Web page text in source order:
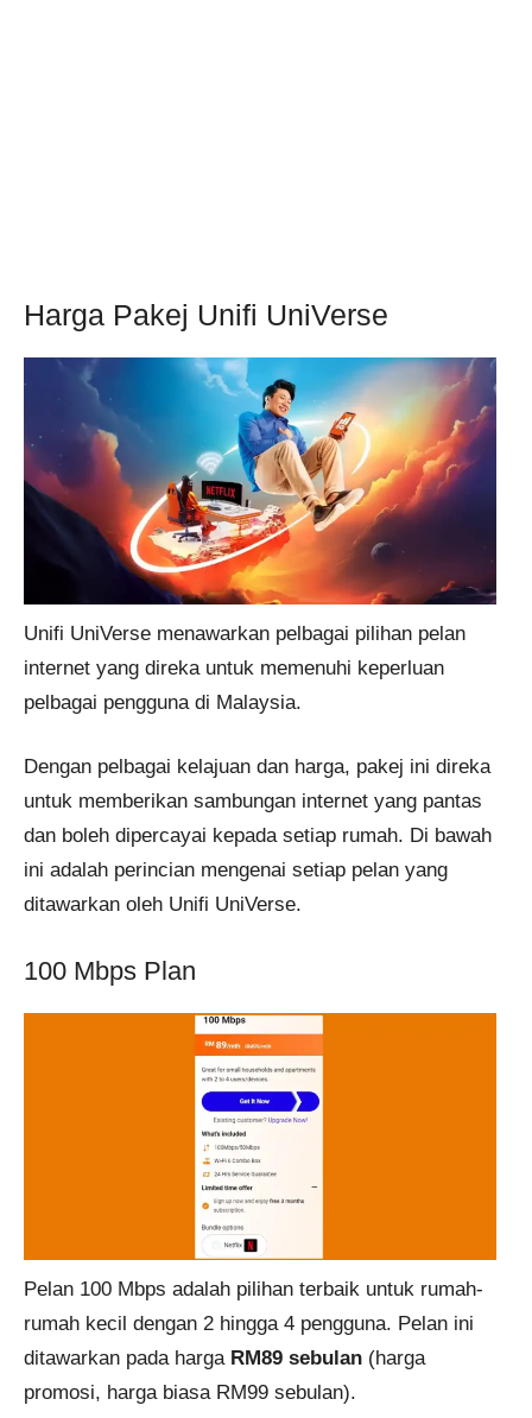
Harga Pakej Unifi UniVerse
Unifi UniVerse menawarkan pelbagai pilihan pelan
internet yang direka untuk memenuhi keperluan
pelbagai pengguna di Malaysia.
Dengan pelbagai kelajuan dan harga, pakej ini direka
untuk memberikan sambungan internet yang pantas
dan boleh dipercayai kepada setiap rumah. Di bawah
ini adalah perincian mengenai setiap pelan yang
ditawarkan oleh Unifi UniVerse.
100 Mbps Plan
Pelan 100 Mbps adalah pilihan terbaik untuk rumah-
rumah kecil dengan 2 hingga 4 pengguna. Pelan ini
ditawarkan pada harga RM89 sebulan (harga
promosi, harga biasa RM99 sebulan).